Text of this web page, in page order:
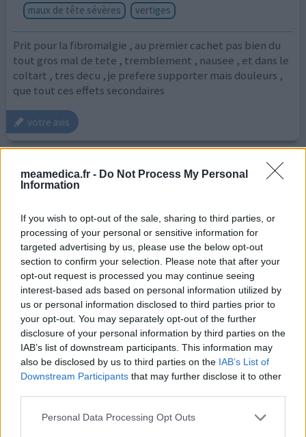
meamedica.fr - Do Not Process My Personal
Information
If you wish to opt-out of the sale, sharing to third parties, or
processing of your personal or sensitive information for
targeted advertising by us, please use the below opt-out
section to confirm your selection. Please note that after your
opt-out request is processed you may continue seeing
interest-based ads based on personal information utilized by
us or personal information disclosed to third parties prior to
your opt-out. You may separately opt-out of the further
disclosure of your personal information by third parties on the
IAB’s list of downstream participants. This information may
also be disclosed by us to third parties on the IAB’s List of
Downstream Participants that may further disclose it to other
Personal Data Processing Opt Outs
maux de tête sévères
vertiges
Prit pour la fibromalgie , au premier cachet pas bien du
tout gros mal de tete , tremblement , nausee , et dans le
coltart , tres decu , je prefere supporter mais douleurs ,
que tout ces effets secondaires
votre avis
Sifrol
14/05/2024 | Femme | 60
Fibromyalgie
Efficacité
Quantité effets secondaires
Douleurs de fibromyalgie. Apnées du sommeil. Besoin de
toujours être en mouvement en permanence. (
musculaire) Grande tristesse dans le cœur, beaucoup d
émotions et de colère. J'ai essayé tous les médicaments
possibles pour la fibromyalgie depuis 30 ans. Le déspoir.
Arrive enfin Sifrol dans ma vie. LA DOPAMINE 🥰 Et oui je
vais bien mieux. Je viens de faire
votre avis